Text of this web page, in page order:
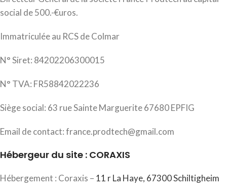
social de 500.-€uros.
Immatriculée au RCS de Colmar
N° Siret: 84202206300015
N° TVA: FR58842022236
Siège social: 63 rue Sainte Marguerite 67680 EPFIG
Email de contact: france.prodtech@gmail.com
Hébergeur du site : CORAXIS
Hébergement : Coraxis – 11 r La Haye, 67300 Schiltigheim